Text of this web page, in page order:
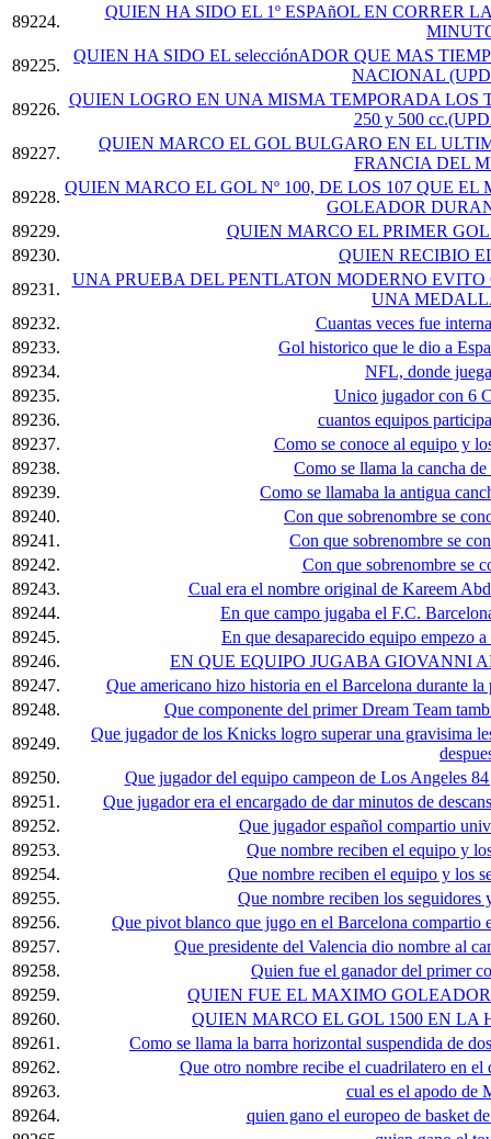
89224.
QUIEN HA SIDO EL 1º ESPAñOL EN CORRER
89225.
QUIEN HA SIDO EL selecciónADOR QUE MAS
NACIONAL
89226.
QUIEN LOGRO EN UNA MISMA TEMPORADA
250 y 500
89227.
QUIEN MARCO EL GOL BULGARO EN EL
FRANCIA DEL
89228.
QUIEN MARCO EL GOL Nº 100, DE LOS 107 QUE
GOLEADOR
89229.
QUIEN MARCO EL PRIMER
89230.
QUIEN RECIBIO
89231.
UNA PRUEBA DEL PENTLATON MODERNO
UNA
89232.
Cuantas veces fue
89233.
Gol historico que le dio a
89234.
NFL, donde
89235.
Unico jugador con 6
89236.
cuantos equipos
89237.
Como se conoce al equipo y
89238.
Como se llama la cancha
89239.
Como se llamaba la antigua
89240.
Con que sobrenombre se
89241.
Con que sobrenombre se
89242.
Con que sobrenombre se
89243.
Cual era el nombre original de Kareem
89244.
En que campo jugaba el F.C.
89245.
En que desaparecido equipo empezo
89246.
EN QUE EQUIPO JUGABA GIOVANNI
89247.
Que americano hizo historia en el Barcelona durante
89248.
Que componente del primer Dream Team
89249.
Que jugador de los Knicks logro superar una gravisima
89250.
Que jugador del equipo campeon de Los Angeles
89251.
Que jugador era el encargado de dar minutos de
89252.
Que jugador español compartio
89253.
Que nombre reciben el equipo y
89254.
Que nombre reciben el equipo y los
89255.
Que nombre reciben los
89256.
Que pivot blanco que jugo en el Barcelona
89257.
Que presidente del Valencia dio nombre al
89258.
Quien fue el ganador del primer
89259.
QUIEN FUE EL MAXIMO
89260.
QUIEN MARCO EL GOL 1500 EN LA
89261.
Como se llama la barra horizontal suspendida de
89262.
Que otro nombre recibe el cuadrilatero en el
89263.
cual es el apodo
89264.
quien gano el europeo de basket